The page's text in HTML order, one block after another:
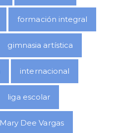
formación integral
gimnasia artística
internacional
liga escolar
Mary Dee Vargas